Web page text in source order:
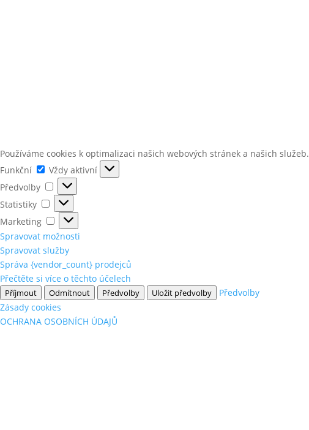
Používáme cookies k optimalizaci našich webových stránek a našich služeb.
Funkční
Funkční
Vždy aktivní
Předvolby
Předvolby
Statistiky
Statistiky
Marketing
Marketing
Spravovat možnosti
Spravovat služby
Správa {vendor_count} prodejců
Přečtěte si více o těchto účelech
Příjmout Odmítnout Předvolby Uložit předvolby
Předvolby
Zásady cookies
OCHRANA OSOBNÍCH ÚDAJŮ